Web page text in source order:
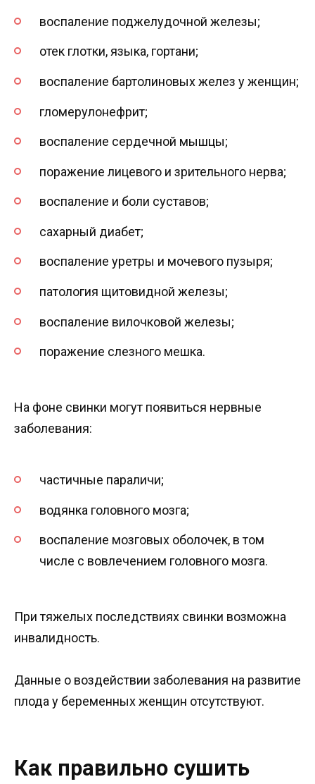
воспаление поджелудочной железы;
отек глотки, языка, гортани;
воспаление бартолиновых желез у женщин;
гломерулонефрит;
воспаление сердечной мышцы;
поражение лицевого и зрительного нерва;
воспаление и боли суставов;
сахарный диабет;
воспаление уретры и мочевого пузыря;
патология щитовидной железы;
воспаление вилочковой железы;
поражение слезного мешка.
На фоне свинки могут появиться нервные
заболевания:
частичные параличи;
водянка головного мозга;
воспаление мозговых оболочек, в том
числе с вовлечением головного мозга.
При тяжелых последствиях свинки возможна
инвалидность.
Данные о воздействии заболевания на развитие
плода у беременных женщин отсутствуют.
Как правильно сушить